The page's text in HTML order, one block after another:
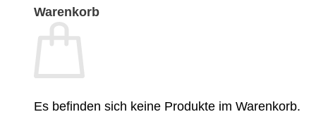
Warenkorb
Es befinden sich keine Produkte im Warenkorb.